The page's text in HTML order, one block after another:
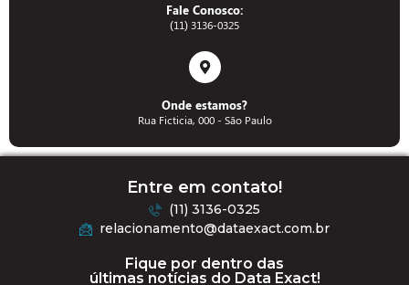
Fale Conosco:
(11) 3136-0325
Onde estamos?
Rua Ficticia, 000 - São Paulo
Entre em contato!
(11) 3136-0325
relacionamento@dataexact.com.br
Fique por dentro das
últimas notícias do Data Exact!